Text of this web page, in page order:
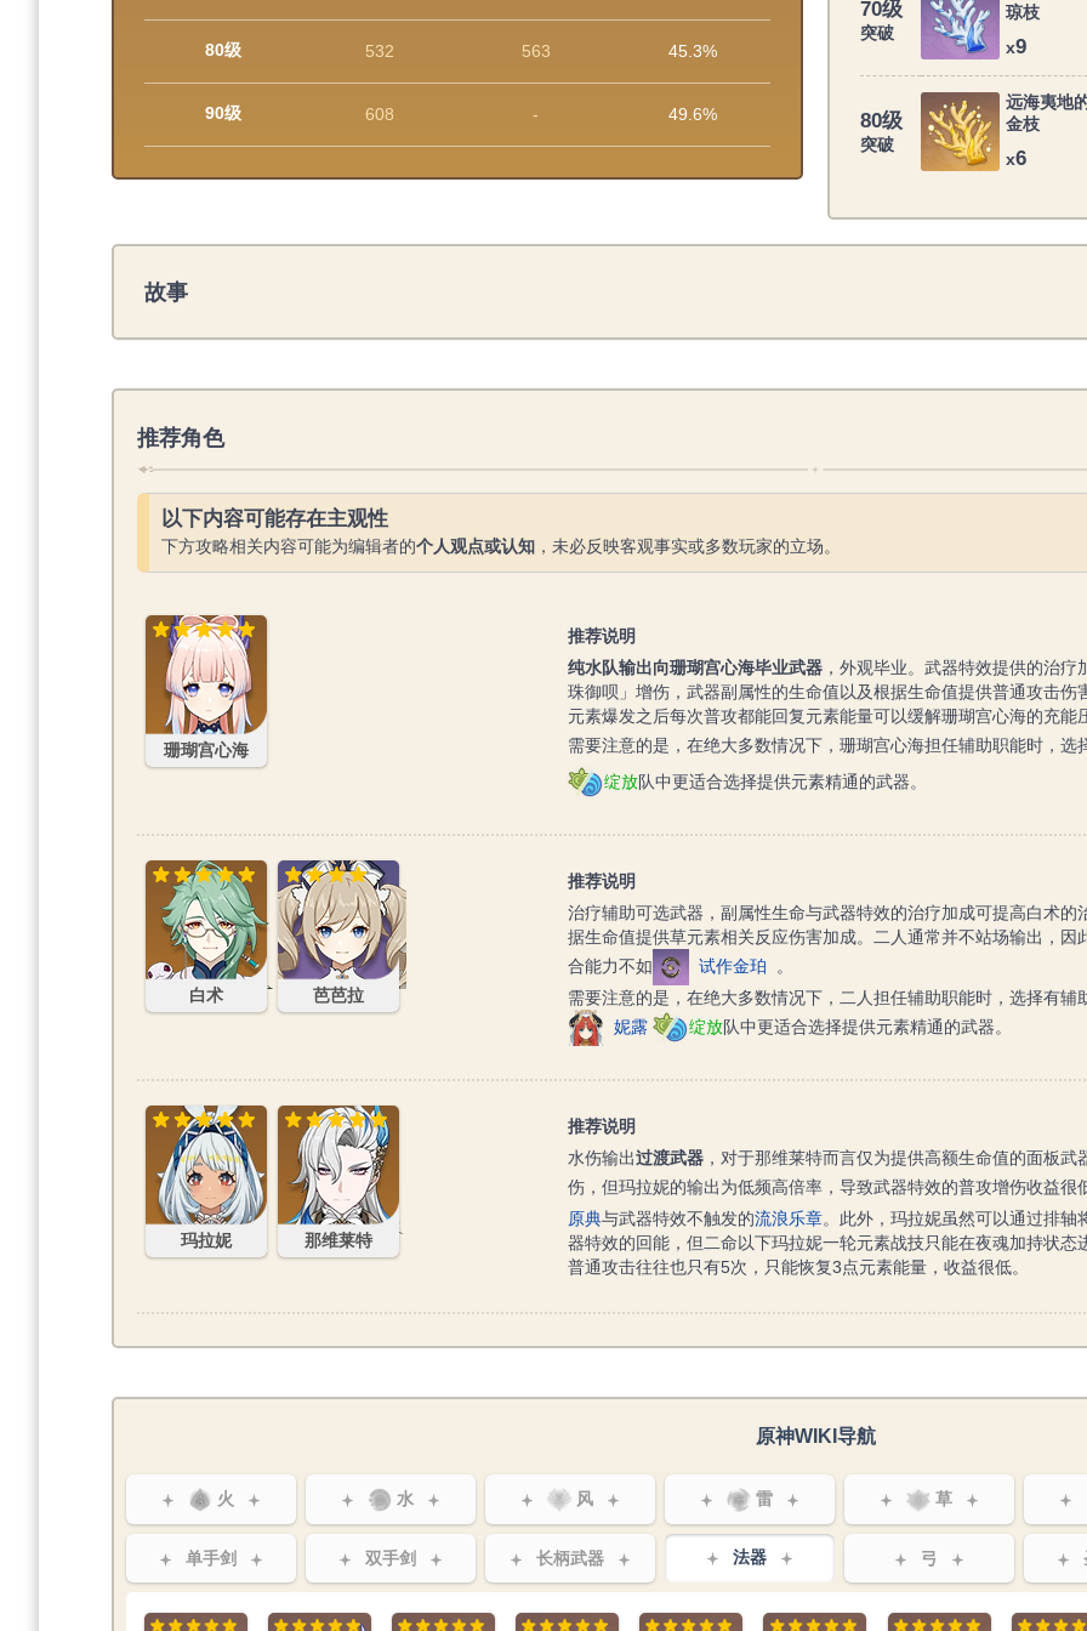
80级 532 563 45.3%
90级 608 - 49.6%
70级
突破
琼枝
x9
80级
突破
远海夷地
金枝
x6
故事
推荐角色
以下内容可能存在主观性
下方攻略相关内容可能为编辑者的个人观点或认知 ，未必反映客观事实或多数玩家的立场。
珊瑚宫心海
珊瑚宫心海
推荐说明
纯水队输出向珊瑚宫心海毕业武器 ，外观毕业。武器特效提供的治
珠御呗」增伤，武器副属性的生命值以及根据生命值提供普通攻击
元素爆发之后每次普攻都能回复元素能量可以缓解珊瑚宫心海的充能
需要注意的是，在绝大多数情况下，珊瑚宫心海担任辅助职能时，
绽放队中更适合选择提供元素精通的武器。
白术
白术
芭芭拉
芭芭拉
推荐说明
治疗辅助可选武器，副属性生命与武器特效的治疗加成可提高白术
据生命值提供草元素相关反应伤害加成。二人通常并不站场输出，
合能力不如
试作金珀 。
需要注意的是，在绝大多数情况下，二人担任辅助职能时，选择有
妮露
绽放队中更适合选择提供元素精通的武器。
玛拉妮
玛拉妮
那维莱特
那维莱特
推荐说明
水伤输出过渡武器 ，对于那维莱特而言仅为提供高额生命值的面板
伤，但玛拉妮的输出为低频高倍率，导致武器特效的普攻增伤收益很
原典与武器特效不触发的流浪乐章。此外，玛拉妮虽然可以通过排
器特效的回能，但二命以下玛拉妮一轮元素战技只能在夜魂加持状
普通攻击往往也只有5次，只能恢复3点元素能量，收益很低。
原神WIKI导航
火 水 风 雷 草
单手剑 双手剑 长柄武器 法器 弓